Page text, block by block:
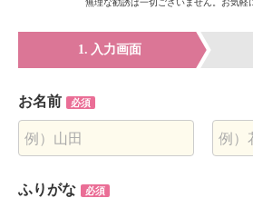
無理な勧誘は一切ございません。お気軽
入力画面
お名前 必須
ふりがな 必須